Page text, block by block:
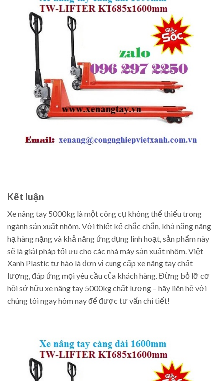
Kết luận
Xe nâng tay 5000kg là một công cụ không thể thiếu trong
ngành sản xuất nhôm. Với thiết kế chắc chắn, khả năng nâng
hạ hàng nặng và khả năng ứng dụng linh hoạt, sản phẩm này
sẽ là giải pháp tối ưu cho các nhà máy sản xuất nhôm. Việt
Xanh Plastic tự hào là đơn vị cung cấp xe nâng tay chất
lượng, đáp ứng mọi yêu cầu của khách hàng. Đừng bỏ lỡ cơ
hội sở hữu xe nâng tay 5000kg chất lượng – hãy liên hệ với
chúng tôi ngay hôm nay để được tư vấn chi tiết!